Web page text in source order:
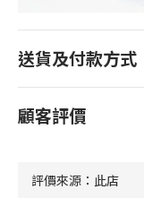
送貨及付款方式
顧客評價